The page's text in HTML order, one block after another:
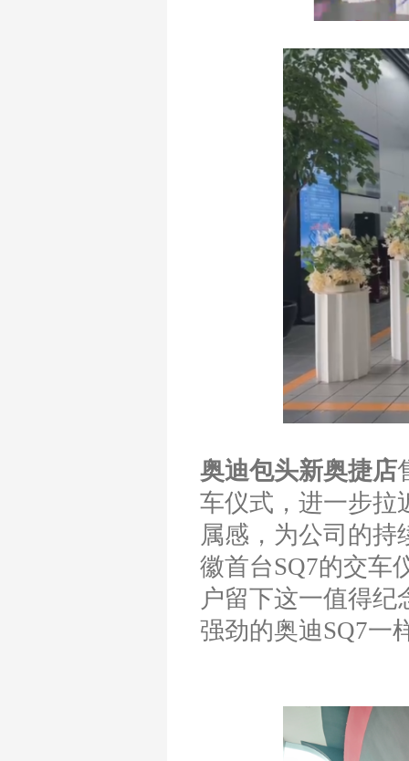
奥迪包头新奥捷店
车仪式，进一步拉
属感，为公司的持
徽首台SQ7的交车
户留下这一值得
强劲的奥迪SQ7一